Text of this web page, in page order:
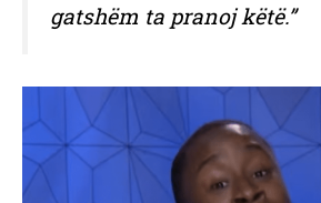
gatshëm ta pranoj këtë.”